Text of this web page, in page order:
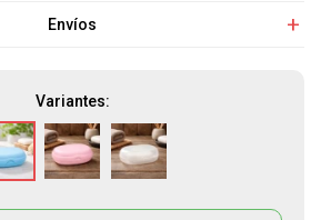
Envíos
Variantes: